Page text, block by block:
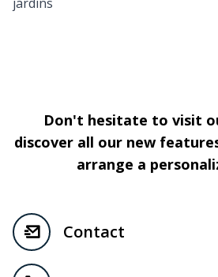
Don't hesitate to visit
discover all our new
arrange a
Contact